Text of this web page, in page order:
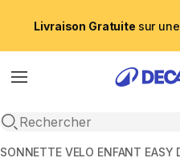
Livraison Gratuite sur
Menu
Recherche ouverte
Accueil
SONNETTE VÉLO ENFANT